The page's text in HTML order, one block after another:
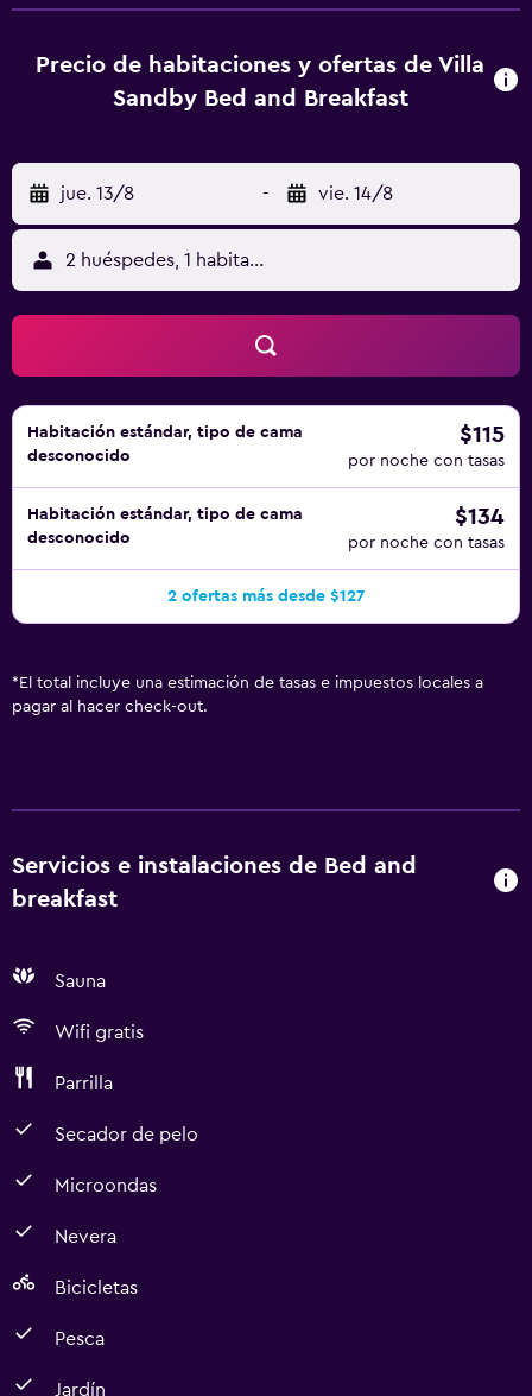
breakfast incluyen bicicletas gratuitas. Se pueden
practicar las actividades de ocio y esparcimiento que se
Precio de habitaciones y ofertas de Villa
Sandby Bed and Breakfast
jue. 13/8 - vie. 14/8
2 huéspedes, 1 habitación
Habitación estándar, tipo de cama
desconocido
$115
por noche con tasas
Habitación estándar, tipo de cama
desconocido
$134
por noche con tasas
2 ofertas más desde $127
* El total incluye una estimación de tasas e impuestos locales a
pagar al hacer check-out.
Servicios e instalaciones de Bed and
breakfast
Sauna
Wifi gratis
Parrilla
Secador de pelo
Microondas
Nevera
Bicicletas
Pesca
Jardín